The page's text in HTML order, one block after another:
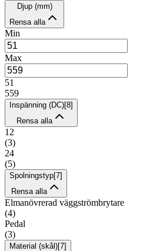
Djup (mm)
Rensa alla
Min
Max
51
559
Inspänning (DC)[8]
Rensa alla
12
(3)
24
(5)
Spolningstyp[7]
Rensa alla
Elmanövrerad väggströmbrytare
(4)
Pedal
(3)
Material (skål)[7]